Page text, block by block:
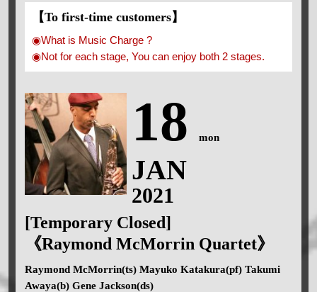
【To first-time customers】
◉What is Music Charge ?
◉Not for each stage, You can enjoy both 2 stages.
18 mon
JAN
2021
[Temporary Closed]
《Raymond McMorrin Quartet》
Raymond McMorrin(ts) Mayuko Katakura(pf) Takumi
Awaya(b) Gene Jackson(ds)